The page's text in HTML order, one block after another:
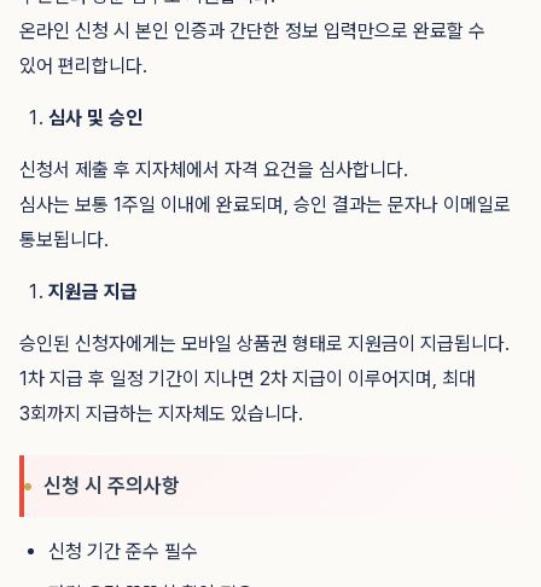
온라인 신청 시 본인 인증과 간단한 정보 입력만으로 완료할 수
있어 편리합니다.
심사 및 승인
신청서 제출 후 지자체에서 자격 요건을 심사합니다.
심사는 보통 1주일 이내에 완료되며, 승인 결과는 문자나 이메일로
통보됩니다.
지원금 지급
승인된 신청자에게는 모바일 상품권 형태로 지원금이 지급됩니다.
1차 지급 후 일정 기간이 지나면 2차 지급이 이루어지며, 최대
3회까지 지급하는 지자체도 있습니다.
신청 시 주의사항
신청 기간 준수 필수